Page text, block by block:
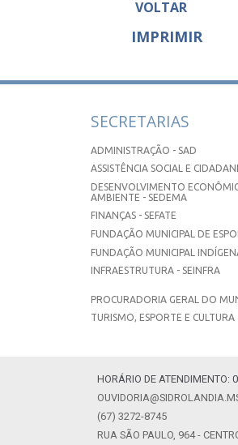
VOLTAR
IMPRIMIR
SECRETARIAS
ADMINISTRAÇÃO - SAD
ASSISTÊNCIA SOCIAL E
DESENVOLVIMENTO
AMBIENTE - SEDEMA
FINANÇAS - SEFATE
FUNDAÇÃO MUNICIPAL DE
FUNDAÇÃO MUNICIPAL
INFRAESTRUTURA - SEINFRA
PROCURADORIA GERAL DO
TURISMO, ESPORTE E CULTURA
HORÁRIO DE ATENDIMENTO:
(67) 3272-8745
RUA SÃO PAULO, 964 -